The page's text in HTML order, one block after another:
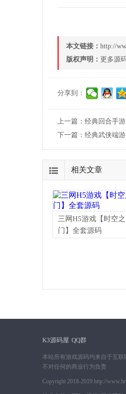
本文链接： http://
版权声明： 更多源
分享到：
上一篇： 经典回合手
下一篇： 经典武侠端
相关文章
三网H5游戏【时空之
门】全套源码
K3源码屋 QQ群
本站所有游戏源码均来自于互
不对任何的商业行为负责
Copyright 2018-2019 http://